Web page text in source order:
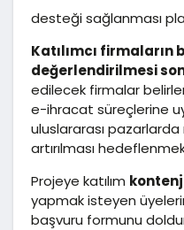
desteği sağlanması
Katılımcı firmaların
değerlendirilmesi
edilecek firmalar
e-ihracat süreçlerine
uluslararası
artırılması
Projeye katılım
yapmak isteyen
başvuru formunu